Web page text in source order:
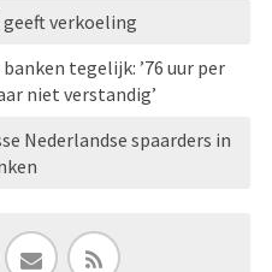
verkoeling
tegelijk: ’76 uur per
niet verstandig’
Nederlandse spaarders in